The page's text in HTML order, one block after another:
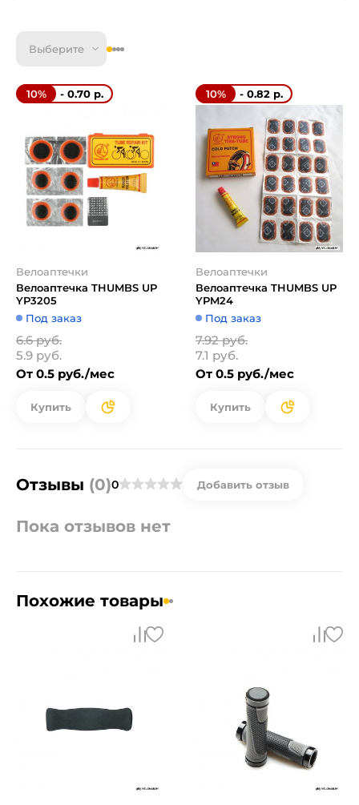
Выберите
10% - 0.70 р.
Велоаптечки
Велоаптечка THUMBS UP
YP3205
Под заказ
6.6 руб.
5.9 руб.
От 0.5 руб./мес
Купить
10% - 0.82 р.
Велоаптечки
Велоаптечка THUMBS UP
YPM24
Под заказ
7.92 руб.
7.1 руб.
От 0.5 руб./мес
Купить
Отзывы (0)0 Добавить отзыв
Пока отзывов нет
Похожие товары